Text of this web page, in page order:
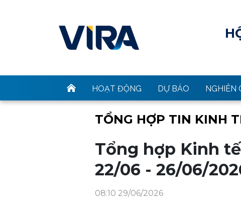
HOẠT ĐỘNG DỰ BÁO NGHIÊN
TỔNG HỢP TIN KINH
Tổng hợp Kinh
22/06 - 26/06/
08:10 29/06/2026